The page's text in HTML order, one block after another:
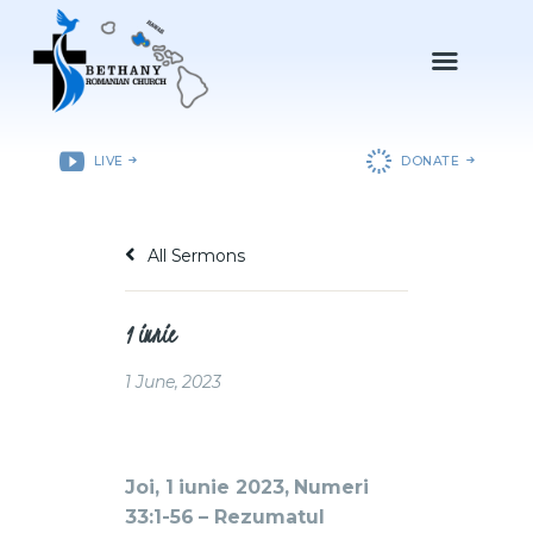
LIVE DONATE
ACASǍ
RESURSE
CONTACT
All Sermons
1 iunie
1 June, 2023
Joi, 1 iunie 2023, Numeri
33:1-56 – Rezumatul